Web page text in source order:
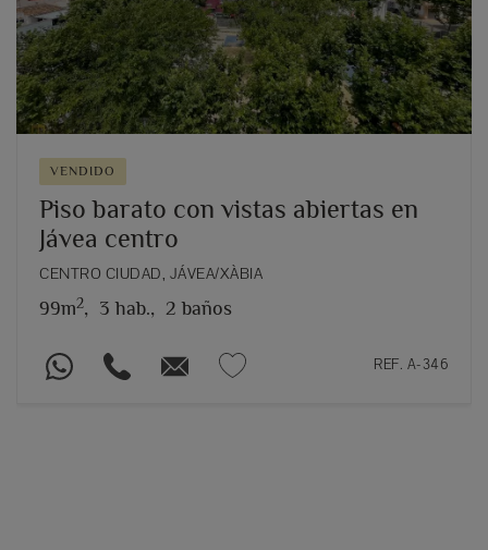
VENDIDO
Piso barato con vistas abiertas en
Jávea centro
CENTRO CIUDAD, JÁVEA/XÀBIA
99m2, 3 hab., 2 baños
REF. A-346